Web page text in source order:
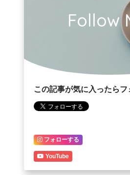
Follow
この記事が気に入ったらフ
フォローする
YouTube